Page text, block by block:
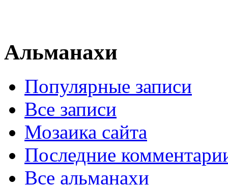
Альманахи
Популярные записи
Все записи
Мозаика сайта
Последние
Все альманахи